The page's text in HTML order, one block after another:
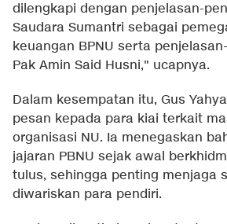
dilengkapi dengan penjelasan-
Saudara Sumantri sebagai
keuangan BPNU serta
Pak Amin Said Husni," ucapnya.
Dalam kesempatan itu, Gus
pesan kepada para kiai terkait
organisasi NU. Ia menegaskan
jajaran PBNU sejak awal
tulus, sehingga penting menjaga
diwariskan para pendiri.